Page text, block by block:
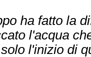
ha fatto la
l'acqua
l'inizio di